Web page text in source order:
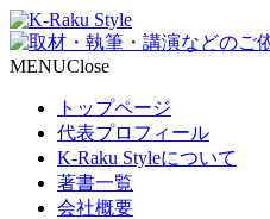
MENUClose
トップページ
代表プロフィール
K-Raku Styleについて
著書一覧
会社概要